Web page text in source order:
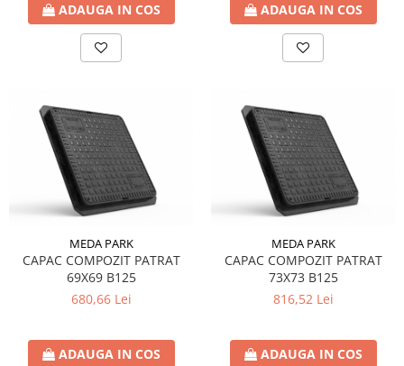
ADAUGA IN COS ADAUGA IN COS
MEDA PARK
CAPAC COMPOZIT PATRAT
69X69 B125
680,66 Lei
ADAUGA IN COS
MEDA PARK
CAPAC COMPOZIT PATRAT
73X73 B125
816,52 Lei
ADAUGA IN COS